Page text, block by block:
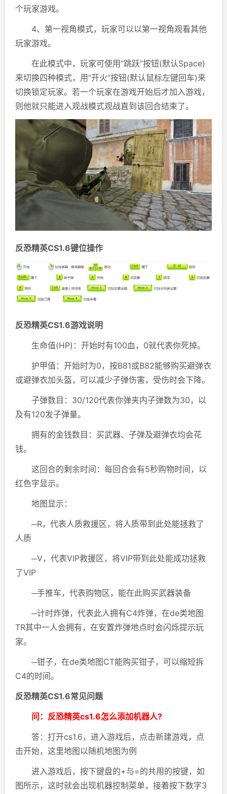
个玩家游戏。
4、第一视角模式，玩家可以以第一视角观看其他
玩家游戏。
在此模式中，玩家可使用“跳跃”按钮(默认Space)
来切换四种模式，用“开火”按钮(默认鼠标左键回车)来
切换锁定玩家。若一个玩家在游戏开始后才加入游戏，
则他就只能进入观战模式观战直到该回合结束了。
反恐精英CS1.6键位操作
反恐精英CS1.6游戏说明
生命值(HP)：开始时有100血，0就代表你死掉。
护甲值：开始时为0，按B81或B82能够购买避弹衣
或避弹衣加头盔，可以减少子弹伤害，受伤时会下降。
子弹数目：30/120代表你弹夹内子弹数为30，以
及有120发子弹量。
拥有的金钱数目：买武器、子弹及避弹衣均会花
钱。
这回合的剩余时间：每回合会有5秒购物时间，以
红色字显示。
地图显示：
─R，代表人质救援区，将人质带到此处能拯救了
人质
─V，代表VIP救援区，将VIP带到此处能成功拯救
了VIP
─手推车，代表购物区，能在此购买武器装备
─计时炸弹，代表此人拥有C4炸弹，在de类地图
TR其中一人会拥有，在安置炸弹地点时会闪烁提示玩
家。
─钳子，在de类地图CT能购买钳子，可以缩短拆
C4的时间。
反恐精英CS1.6常见问题
问：反恐精英cs1.6怎么添加机器人?
答：打开cs1.6，进入游戏后，点击新建游戏，点
击开始，这里地图以随机地图为例
进入游戏后，按下键盘的+与=的共用的按键，如
图所示，这时就会出现机器控制菜单，接着按下数字3